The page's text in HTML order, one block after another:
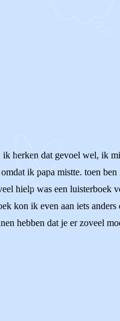
herken dat gevoel wel, ik
ik papa mistte. toen ben
hielp was een luisterboek
kon ik even aan iets anders
hebben dat je er zoveel